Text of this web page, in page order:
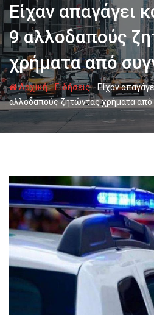
Είχαν απαγάγει
9 αλλοδαπούς
χρήματα από
Αρχική-Ειδήσεις- Είχαν
αλλοδαπούς ζητώντας χρήματα από